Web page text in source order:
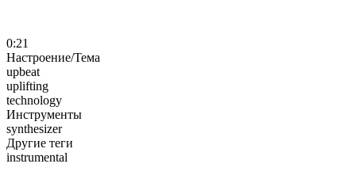
0:21
Настроение/Тема
upbeat
uplifting
technology
Инструменты
synthesizer
Другие теги
instrumental